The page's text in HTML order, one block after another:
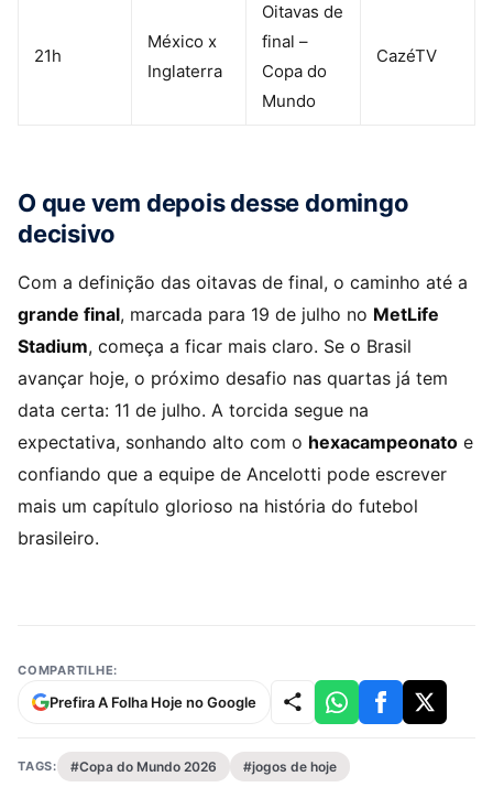
21h
México x
Inglaterra
Oitavas de
final –
Copa do
Mundo
CazéTV
O que vem depois desse domingo
decisivo
Com a definição das oitavas de final, o caminho até a
grande final, marcada para 19 de julho no MetLife
Stadium, começa a ficar mais claro. Se o Brasil
avançar hoje, o próximo desafio nas quartas já tem
data certa: 11 de julho. A torcida segue na
expectativa, sonhando alto com o hexacampeonato e
confiando que a equipe de Ancelotti pode escrever
mais um capítulo glorioso na história do futebol
brasileiro.
COMPARTILHE:
Prefira A Folha Hoje no Google
TAGS: #Copa do Mundo 2026 #jogos de hoje